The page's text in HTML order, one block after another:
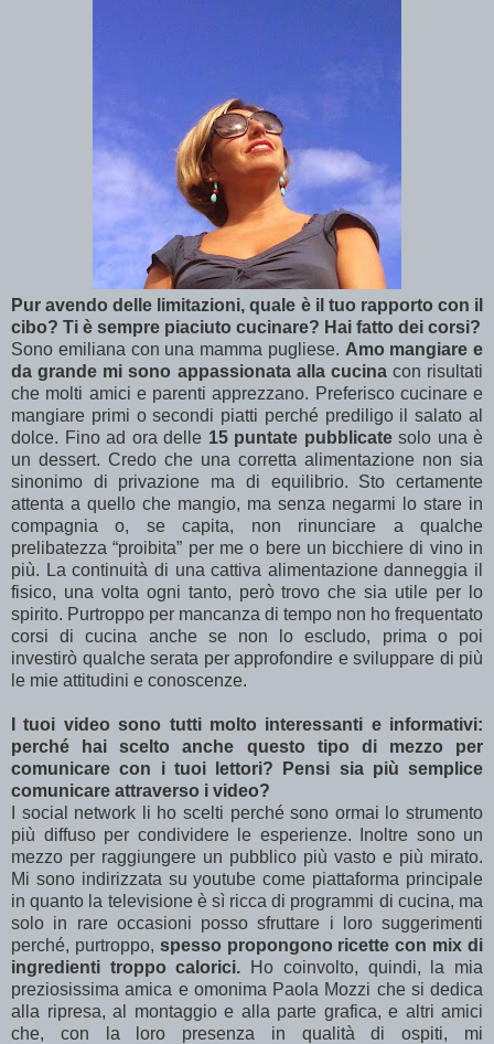
Pur avendo delle limitazioni, quale è il tuo rapporto con il
cibo? Ti è sempre piaciuto cucinare? Hai fatto dei corsi?
Sono emiliana con una mamma pugliese. Amo mangiare e
da grande mi sono appassionata alla cucinacon risultati
che molti amici e parenti apprezzano. Preferisco cucinare e
mangiare primi o secondi piatti perché prediligo il salato al
dolce. Fino ad ora delle 15 puntate pubblicatesolo una è
un dessert. Credo che una corretta alimentazione non sia
sinonimo di privazione ma di equilibrio. Sto certamente
attenta a quello che mangio, ma senza negarmi lo stare in
compagnia o, se capita, non rinunciare a qualche
prelibatezza “proibita” per me o bere un bicchiere di vino in
più. La continuità di una cattiva alimentazione danneggia il
fisico, una volta ogni tanto, però trovo che sia utile per lo
spirito. Purtroppo per mancanza di tempo non ho frequentato
corsi di cucina anche se non lo escludo, prima o poi
investirò qualche serata per approfondire e sviluppare di più
le mie attitudini e conoscenze.
I tuoi video sono tutti molto interessanti e informativi:
perché hai scelto anche questo tipo di mezzo per
comunicare con i tuoi lettori? Pensi sia più semplice
comunicare attraverso i video?
I social network li ho scelti perché sono ormai lo strumento
più diffuso per condividere le esperienze. Inoltre sono un
mezzo per raggiungere un pubblico più vasto e più mirato.
Mi sono indirizzata su youtube come piattaforma principale
in quanto la televisione è sì ricca di programmi di cucina, ma
solo in rare occasioni posso sfruttare i loro suggerimenti
perché, purtroppo, spesso propongono ricette con mix di
ingredienti troppo calorici. Ho coinvolto, quindi, la mia
preziosissima amica e omonima Paola Mozzi che si dedica
alla ripresa, al montaggio e alla parte grafica, e altri amici
che, con la loro presenza in qualità di ospiti, mi